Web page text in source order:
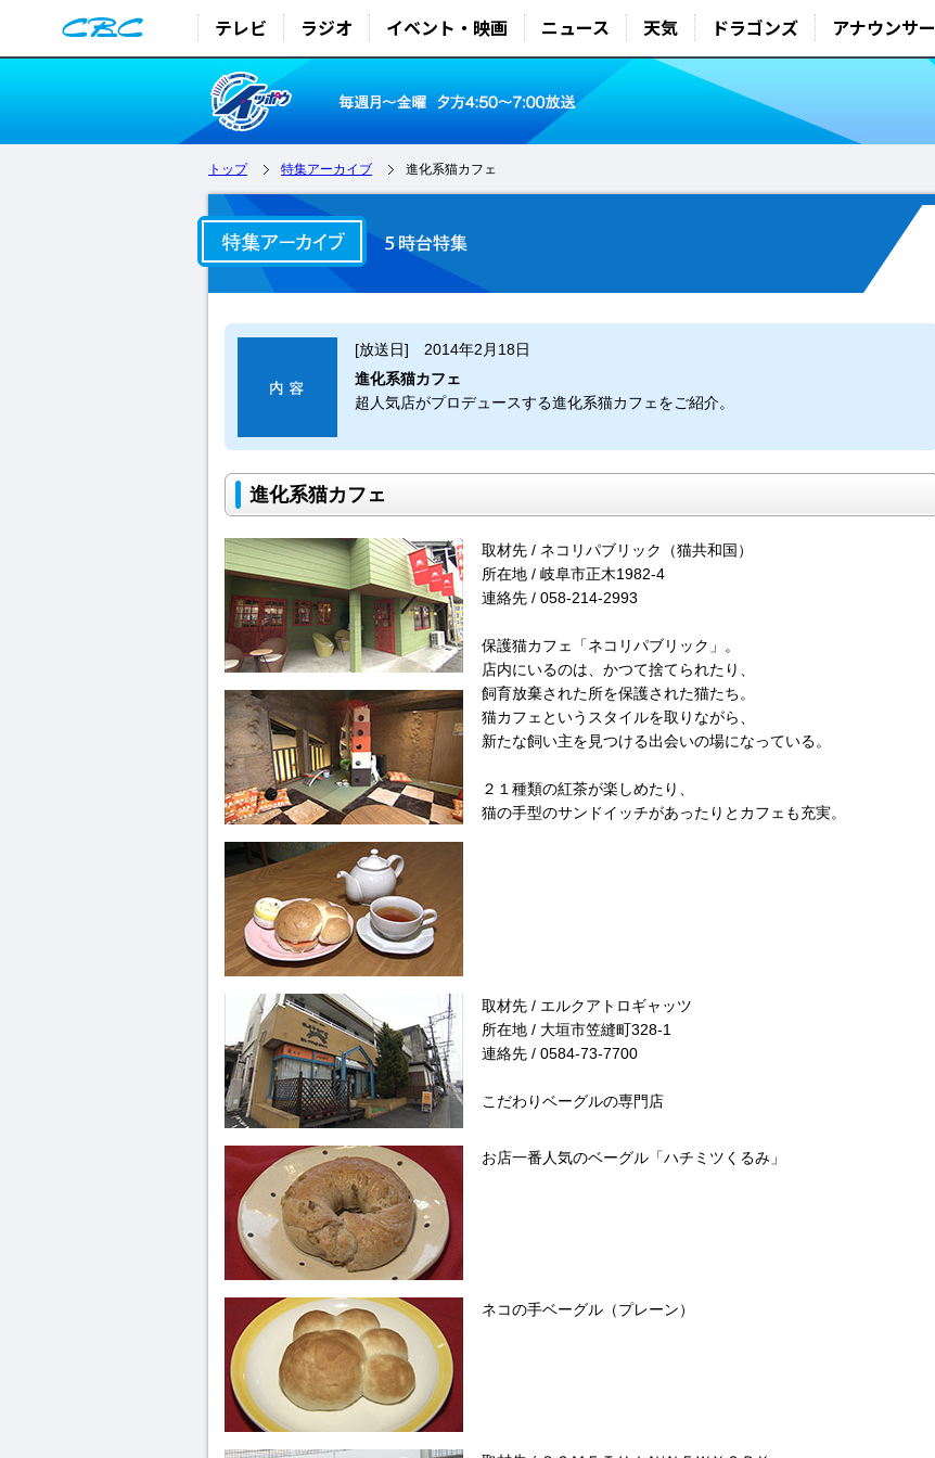
テレビ ラジオ イベント・映画 ニュース 天気 ドラゴンズ アナウンサー
トップ 特集アーカイブ 進化系猫カフェ
[放送日] 2014年2月18日
進化系猫カフェ
超人気店がプロデュースする進化系猫カフェをご紹介。
進化系猫カフェ
取材先 / ネコリパブリック（猫共和国）
所在地 / 岐阜市正木1982-4
連絡先 / 058-214-2993
保護猫カフェ「ネコリパブリック」。
店内にいるのは、かつて捨てられたり、
飼育放棄された所を保護された猫たち。
猫カフェというスタイルを取りながら、
新たな飼い主を見つける出会いの場になっている。
２１種類の紅茶が楽しめたり、
猫の手型のサンドイッチがあったりとカフェも充実。
取材先 / エルクアトロギャッツ
所在地 / 大垣市笠縫町328-1
連絡先 / 0584-73-7700
こだわりベーグルの専門店
お店一番人気のベーグル「ハチミツくるみ」
ネコの手ベーグル（プレーン）